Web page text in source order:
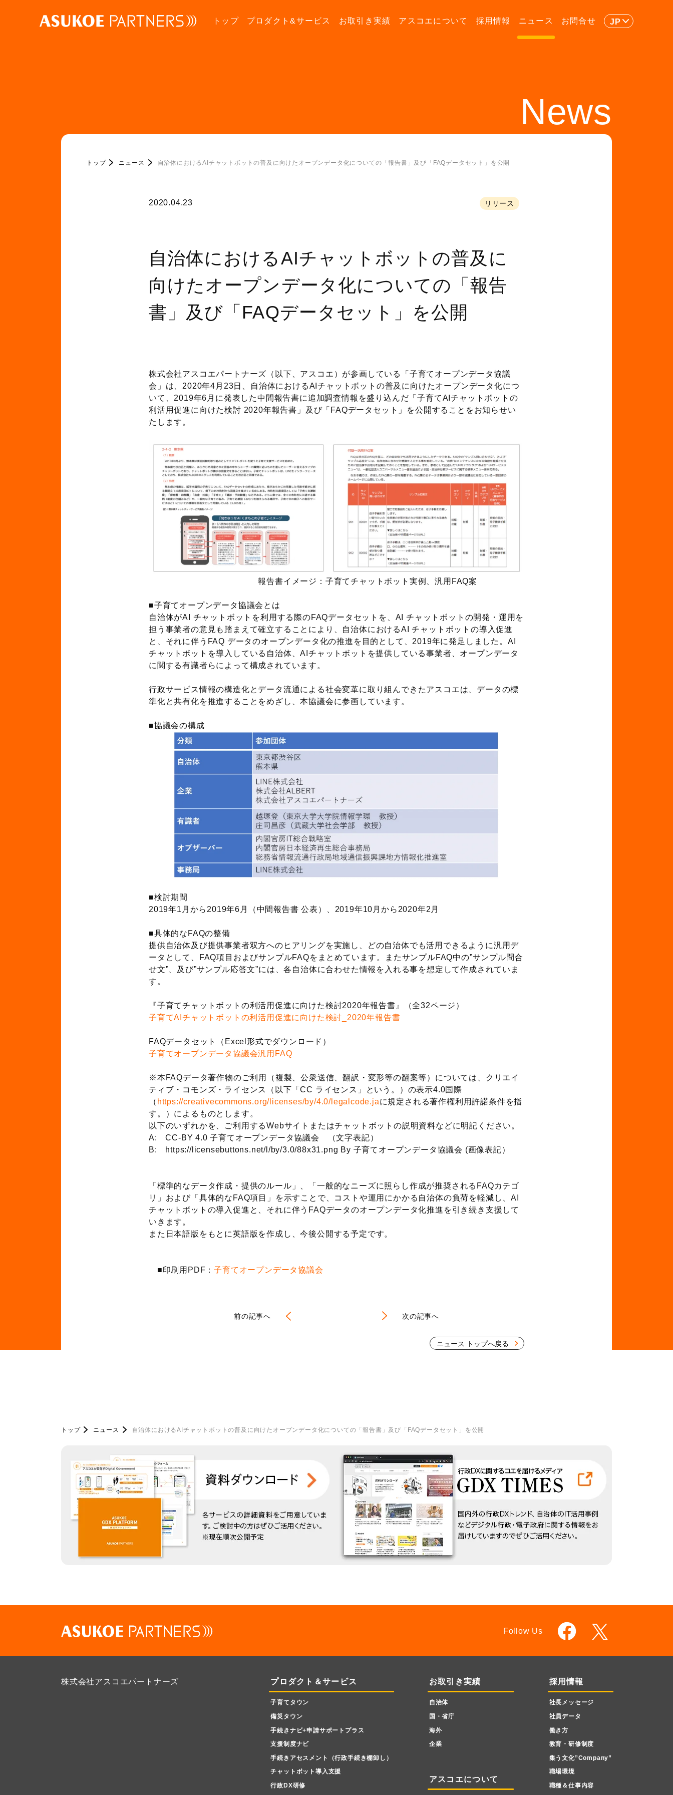
トップ プロダクト&サービス お取引き実績 アスコエについて 採用情報 ニュース お問合せ JP
News
トップ ニュース 自治体におけるAIチャットボットの普及に向けたオープンデータ化についての「報告書」及び「FAQデータセット」を公開
2020.04.23 リリース
自治体におけるAIチャットボットの普及に
向けたオープンデータ化についての「報告
書」及び「FAQデータセット」を公開
株式会社アスコエパートナーズ（以下、アスコエ）が参画している「子育てオープンデータ協議
会」は、2020年4月23日、自治体におけるAIチャットボットの普及に向けたオープンデータ化につ
いて、2019年6月に発表した中間報告書に追加調査情報を盛り込んだ「子育てAIチャットボットの
利活用促進に向けた検討 2020年報告書」及び「FAQデータセット」を公開することをお知らせい
たします。
報告書イメージ：子育てチャットボット実例、汎用FAQ案
■子育てオープンデータ協議会とは
自治体がAI チャットボットを利用する際のFAQデータセットを、AI チャットボットの開発・運用を
担う事業者の意見も踏まえて確立することにより、自治体におけるAI チャットボットの導入促進
と、それに伴うFAQ データのオープンデータ化の推進を目的として、2019年に発足しました。AI
チャットボットを導入している自治体、AIチャットボットを提供している事業者、オープンデータ
に関する有識者らによって構成されています。
行政サービス情報の構造化とデータ流通による社会変革に取り組んできたアスコエは、データの標
準化と共有化を推進することをめざし、本協議会に参画しています。
■協議会の構成
■検討期間
2019年1月から2019年6月（中間報告書 公表）、2019年10月から2020年2月
■具体的なFAQの整備
提供自治体及び提供事業者双方へのヒアリングを実施し、どの自治体でも活用できるように汎用デ
ータとして、FAQ項目およびサンプルFAQをまとめています。またサンプルFAQ中の”サンプル問合
せ文”、及び”サンプル応答文”には、各自治体に合わせた情報を入れる事を想定して作成されていま
す。
『子育てチャットボットの利活用促進に向けた検討2020年報告書』（全32ページ）
子育てAIチャットボットの利活用促進に向けた検討_2020年報告書
FAQデータセット（Excel形式でダウンロード）
子育てオープンデータ協議会汎用FAQ
※本FAQデータ著作物のご利用（複製、公衆送信、翻訳・変形等の翻案等）については、クリエイ
ティブ・コモンズ・ライセンス（以下「CC ライセンス」という。）の表示4.0国際
（ https://creativecommons.org/licenses/by/4.0/legalcode.jaに規定される著作権利用許諾条件を指
す。）によるものとします。
以下のいずれかを、ご利用するWebサイトまたはチャットボットの説明資料などに明記ください。
A: CC-BY 4.0 子育てオープンデータ協議会 （文字表記）
B: https://licensebuttons.net/l/by/3.0/88x31.png By 子育てオープンデータ協議会 (画像表記）
「標準的なデータ作成・提供のルール」、「一般的なニーズに照らし作成が推奨されるFAQカテゴ
リ」および「具体的なFAQ項目」を示すことで、コストや運用にかかる自治体の負荷を軽減し、AI
チャットボットの導入促進と、それに伴うFAQデータのオープンデータ化推進を引き続き支援して
いきます。
また日本語版をもとに英語版を作成し、今後公開する予定です。
■印刷用PDF：子育てオープンデータ協議会
前の記事へ 次の記事へ
ニュース トップへ戻る
トップ ニュース 自治体におけるAIチャットボットの普及に向けたオープンデータ化についての「報告書」及び「FAQデータセット」を公開
株式会社アスコエパートナーズ プロダクト＆サービス
子育てタウン
備災タウン
手続きナビ+申請サポートプラス
支援制度ナビ
手続きアセスメント（行政手続き棚卸し）
チャットボット導入支援
行政DX研修
お取引き実績
自治体
国・省庁
海外
企業
アスコエについて
採用情報
社長メッセージ
社員データ
働き方
教育・研修制度
集う文化”Company”
職場環境
職種＆仕事内容
Follow Us